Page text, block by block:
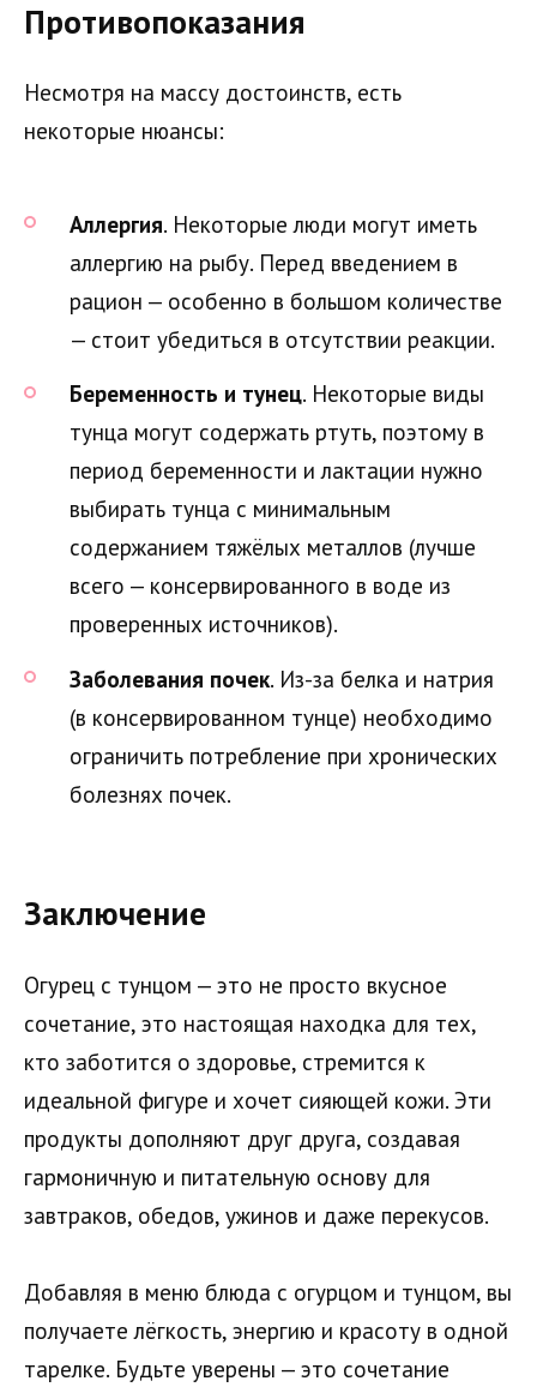
Противопоказания
Несмотря на массу достоинств, есть
некоторые нюансы:
Аллергия. Некоторые люди могут иметь
аллергию на рыбу. Перед введением в
рацион — особенно в большом количестве
— стоит убедиться в отсутствии реакции.
Беременность и тунец. Некоторые виды
тунца могут содержать ртуть, поэтому в
период беременности и лактации нужно
выбирать тунца с минимальным
содержанием тяжёлых металлов (лучше
всего — консервированного в воде из
проверенных источников).
Заболевания почек. Из-за белка и натрия
(в консервированном тунце) необходимо
ограничить потребление при хронических
болезнях почек.
Заключение
Огурец с тунцом — это не просто вкусное
сочетание, это настоящая находка для тех,
кто заботится о здоровье, стремится к
идеальной фигуре и хочет сияющей кожи. Эти
продукты дополняют друг друга, создавая
гармоничную и питательную основу для
завтраков, обедов, ужинов и даже перекусов.
Добавляя в меню блюда с огурцом и тунцом, вы
получаете лёгкость, энергию и красоту в одной
тарелке. Будьте уверены — это сочетание